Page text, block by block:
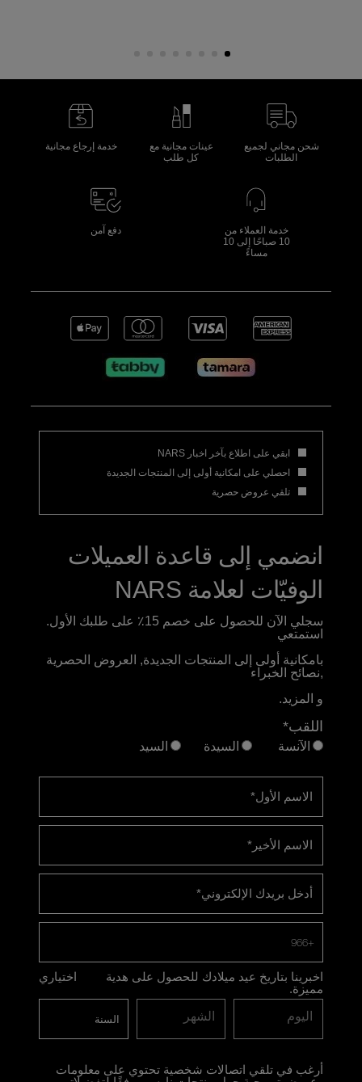
شحن مجاني لجميع
الطلبات
عينات مجانية مع
كل طلب
خدمة إرجاع مجانية
خدمة العملاء من
10 صباحًا إلى 10
مساءً
دفع آمن
ابقي على اطلاع بآخر اخبار NARS
احصلي على امكانية أولى إلى المنتجات الجديدة
تلقي عروض حصرية
انضمي إلى قاعدة العميلات
الوفيّات لعلامة NARS
سجلي الآن للحصول على خصم 15٪ على طلبك الأول.
استمتعي
بامكانية أولى إلى المنتجات الجديدة, العروض الحصرية
,نصائح الخبراء
و المزيد.
اللقب*
الآنسة السيدة السيد
الاسم الأول*
الاسم الأخير *
أدخل بريدك الإلكتروني*
+966
اخبرينا بتاريخ عيد ميلادك للحصول على هدية
مميزة.
اختياري
اليوم الشهر
أرغب في تلقي اتصالات شخصية تحتوي على معلومات